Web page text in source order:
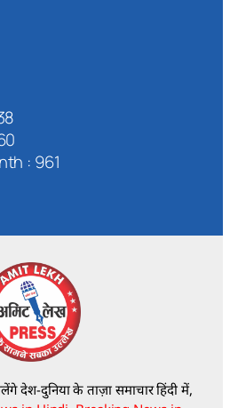
: 961
देश-दुनिया के ताज़ा समाचार हिंदी में,